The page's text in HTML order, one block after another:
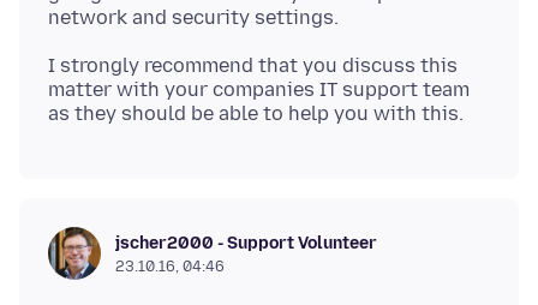
I strongly recommend that you discuss this
matter with your companies IT support team
jscher2000 - Support Volunteer
23.10.16, 04:46